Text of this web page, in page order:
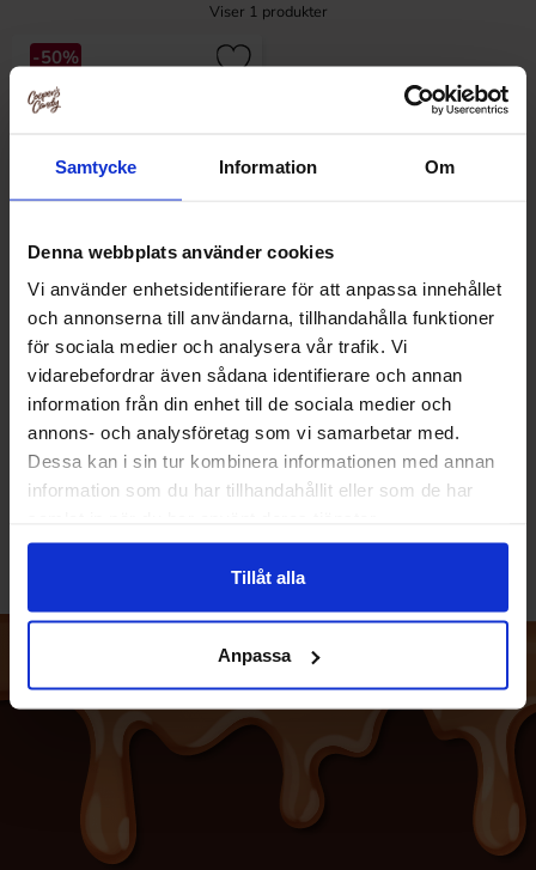
Samtycke Information Om
Denna webbplats använder cookies
Vi använder enhetsidentifierare för att anpassa innehållet
och annonserna till användarna, tillhandahålla funktioner
för sociala medier och analysera vår trafik. Vi
vidarebefordrar även sådana identifierare och annan
information från din enhet till de sociala medier och
annons- och analysföretag som vi samarbetar med.
Dessa kan i sin tur kombinera informationen med annan
information som du har tillhandahållit eller som de har
Tillåt alla
Anpassa
Viser 1 produkter
-50%
Flaggballonger Sverige 10-
pack
49.90 kr 24.95 kr
Køb